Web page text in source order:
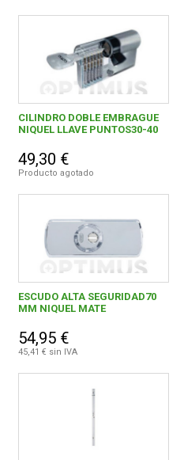
CILINDRO DOBLE EMBRAGUE
NIQUEL LLAVE PUNTOS30-40
49,30 €
Producto agotado
ESCUDO ALTA SEGURIDAD70
MM NIQUEL MATE
54,95 €
45,41 € sin IVA